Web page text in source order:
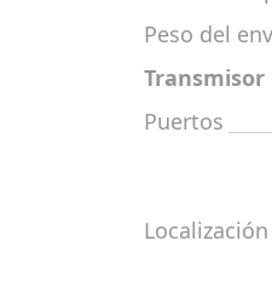
Peso del
Transmisor
Puertos